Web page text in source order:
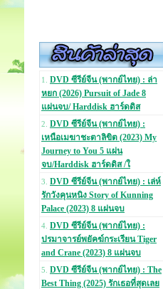
1. DVD ซีรีย์จีน (พากย์ไทย) : ล่า
หยก (2026) Pursuit of Jade 8
แผ่นจบ/ Harddisk ฮาร์ดดิส
2. DVD ซีรีย์จีน (พากย์ไทย) :
เหนือเมฆาชะตาลิขิต (2023) My
Journey to You 5 แผ่น
จบ/Harddisk ฮาร์ดดิส /ใ
3. DVD ซีรีย์จีน (พากย์ไทย) : เล่ห์
รักวังคุนหนิง Story of Kunning
Palace (2023) 8 แผ่นจบ
4. DVD ซีรีย์จีน (พากย์ไทย) :
ปรมาจารย์พยัคฆ์กระเรียน Tiger
and Crane (2023) 8 แผ่นจบ
5. DVD ซีรีย์จีน (พากย์ไทย) : The
Best Thing (2025) รักเธอที่สุดเลย